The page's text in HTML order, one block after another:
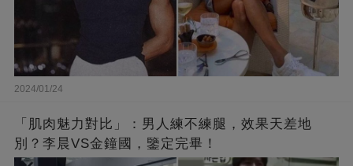
2024/01/24
「肌肉魅力對比」：男人練不練腿，效果天差地
別？李晨VS金鐘國，鑒定完畢！